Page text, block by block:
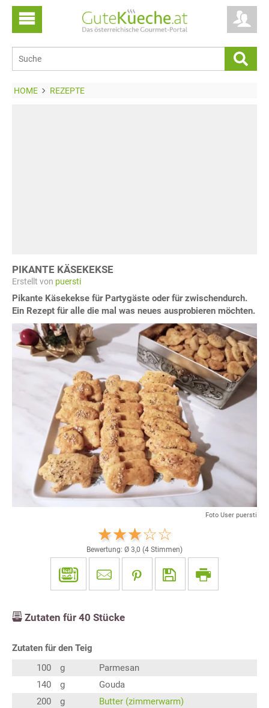
HOME REZEPTE
PIKANTE KÄSEKEKSE
Erstellt von puersti
Pikante Käsekekse für Partygäste oder für zwischendurch.
Ein Rezept für alle die mal was neues ausprobieren möchten.
Foto User puersti
Bewertung: Ø 3,0 (4 Stimmen)
Zutaten für 40 Stücke
Zutaten für den Teig
100
g
Parmesan
140
g
Gouda
200
g
Butter (zimmerwarm)